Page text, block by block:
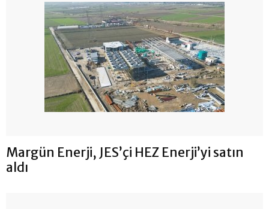
Margün Enerji, JES’çi HEZ Enerji’yi satın
aldı